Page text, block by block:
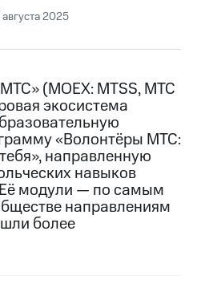
августа 2025
(MOEX: MTSS, МТС
экосистема
«Волонтёры МТС:
направленную
навыков
модули — по самым
направлениям
более